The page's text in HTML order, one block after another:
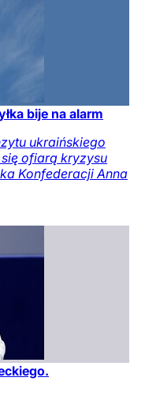
bije na alarm
ukraińskiego
ofiarą kryzysu
Konfederacji Anna